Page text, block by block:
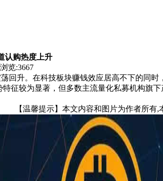
认购热度上升
览:3667
回升。在科技板块赚钱效应居高不下的同
征较为显著，但多数主流量化私募机构旗
【温馨提示】本文内容和图片为作者所有